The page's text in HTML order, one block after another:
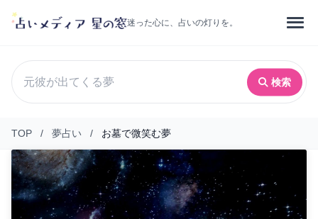
迷った心に、占いの灯りを。
検索
TOP / 夢占い / お墓で微笑む夢